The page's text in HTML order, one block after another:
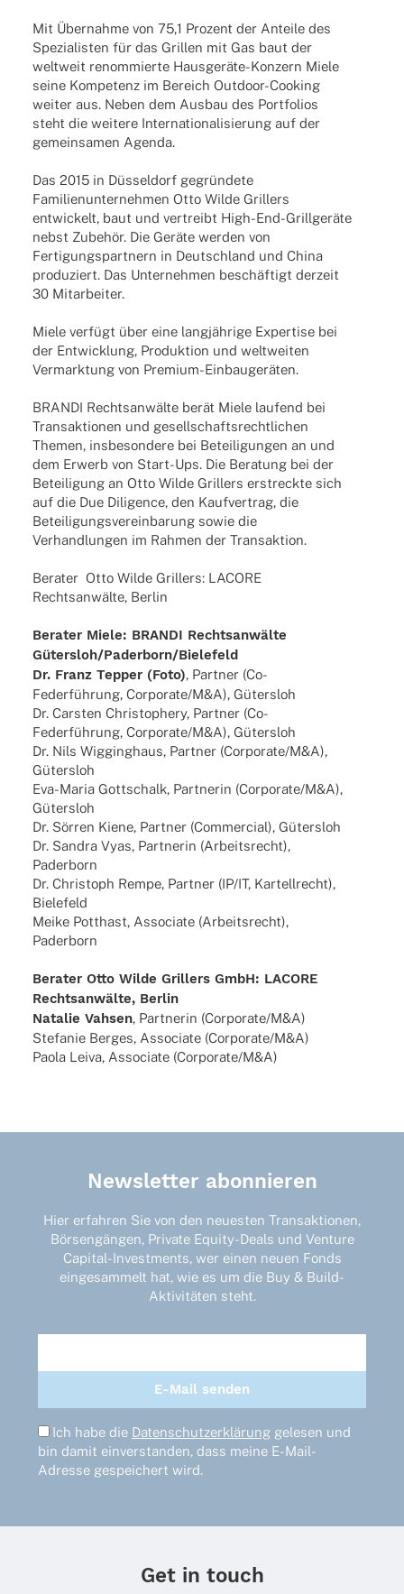
Mit Über­nahme von 75,1 Prozent der Anteile des
Spezia­lis­ten für das Gril­len mit Gas baut der
welt­weit renom­mierte Haus­­ge­räte-Konzern Miele
seine Kompe­tenz im Bereich Outdoor-Cooking
weiter aus. Neben dem Ausbau des Port­fo­lios
steht die weitere Inter­na­tio­na­li­sie­rung auf der
gemein­sa­men Agenda.
Das 2015 in Düssel­dorf gegrün­dete
Fami­li­en­un­ter­neh­men Otto Wilde Gril­lers
entwi­ckelt, baut und vertreibt High-End-Gril­l­­ge­räte
nebst Zube­hör. Die Geräte werden von
Ferti­gungs­part­nern in Deutsch­land und China
produ­ziert. Das Unter­neh­men beschäf­tigt derzeit
30 Mitarbeiter.
Miele verfügt über eine lang­jäh­rige Exper­tise bei
der Entwick­lung, Produk­tion und welt­wei­ten
Vermark­tung von Premium-Einbaugeräten.
BRANDI Rechts­an­wälte berät Miele laufend bei
Trans­ak­tio­nen und gesell­schafts­recht­li­chen
Themen, insbe­son­dere bei Betei­li­gun­gen an und
dem Erwerb von Start-Ups. Die Bera­tung bei der
Betei­li­gung an Otto Wilde Gril­lers erstreckte sich
auf die Due Dili­gence, den Kauf­ver­trag, die
Betei­li­gungs­ver­ein­ba­rung sowie die
Verhand­lun­gen im Rahmen der Transaktion.
Bera­ter Otto Wilde Gril­lers: LACORE
Rechts­an­wälte, Berlin
Bera­ter Miele: BRANDI Rechts­an­wälte
Gütersloh/Paderborn/Bielefeld
Dr. Franz Tepper (Foto), Part­ner (Co-
Feder­­füh­rung, Corporate/M&A), Gütersloh
Dr. Cars­ten Chris­to­phery, Part­ner (Co-
Feder­­füh­rung, Corporate/M&A), Gütersloh
Dr. Nils Wigging­haus, Part­ner (Corporate/M&A),
Gütersloh
Eva-Maria Gott­schalk, Part­ne­rin (Corporate/M&A),
Gütersloh
Dr. Sörren Kiene, Part­ner (Commer­cial), Gütersloh
Dr. Sandra Vyas, Part­ne­rin (Arbeits­recht),
Paderborn
Dr. Chris­toph Rempe, Part­ner (IP/IT, Kartell­recht),
Bielefeld
Meike Pott­hast, Asso­ciate (Arbeits­recht),
Paderborn
Bera­ter Otto Wilde Gril­lers GmbH: LACORE
Rechts­an­wälte, Berlin
Nata­lie Vahsen, Part­ne­rin (Corporate/M&A)
Stefa­nie Berges, Asso­ciate (Corporate/M&A)
Paola Leiva, Asso­ciate (Corporate/M&A)
Newsletter abonnieren
Hier erfahren Sie von den neuesten Transaktionen,
Börsengängen, Private Equity-Deals und Venture
Capital-Investments, wer einen neuen Fonds
eingesammelt hat, wie es um die Buy & Build-
Aktivitäten steht.
Ich habe die Datenschutzerklärung gelesen und
bin damit einverstanden, dass meine E-Mail-
Adresse gespeichert wird.
Get in touch